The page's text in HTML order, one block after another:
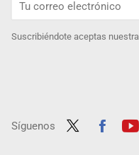
Suscribiéndote aceptas nuestra
Síguenos